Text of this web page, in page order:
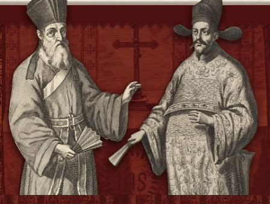
Shelf
Stacks
Call Number
BR1285.L569 1979
Description
248 p. : illus : 27 cm.
Note